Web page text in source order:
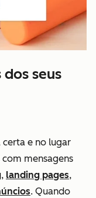
seus
certa e no lugar
mensagens
, landing pages,
. Quando